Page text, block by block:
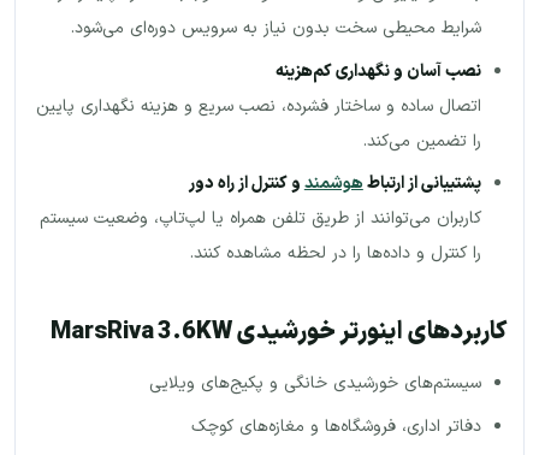
شرایط محیطی سخت بدون نیاز به سرویس دوره‌ای می‌شود.
نصب آسان و نگهداری کم‌هزینه
اتصال ساده و ساختار فشرده، نصب سریع و هزینه نگهداری پایین
را تضمین می‌کند.
پشتیبانی از ارتباطهوشمندو کنترل از راه دور
کاربران می‌توانند از طریق تلفن همراه یا لپ‌تاپ، وضعیت سیستم
را کنترل و داده‌ها را در لحظه مشاهده کنند.
کاربردهای اینورتر خورشیدی MarsRiva 3.6KW
سیستم‌های خورشیدی خانگی و پکیج‌های ویلایی
دفاتر اداری، فروشگاه‌ها و مغازه‌های کوچک